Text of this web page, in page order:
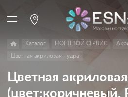
Каталог НОГТЕВОЙ СЕРВИС
Цветная акриловая пудра
Цветная
(цвет:коричневый,